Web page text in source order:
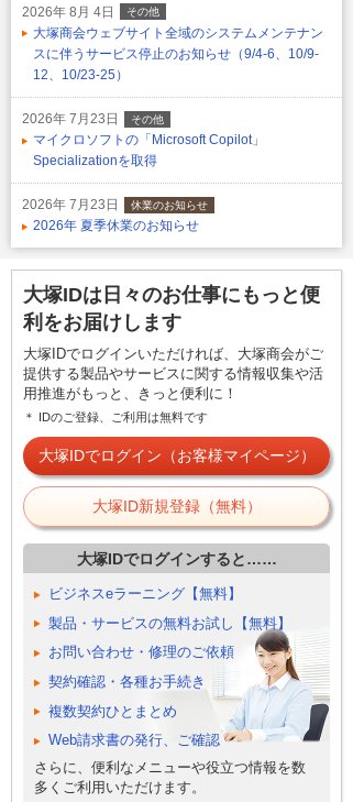
2026年 8月 4日 その他
大塚商会ウェブサイト全域のシステムメンテナン
スに伴うサービス停止のお知らせ（9/4-6、10/9-
12、10/23-25）
2026年 7月23日 その他
マイクロソフトの「Microsoft Copilot」
Specializationを取得
2026年 7月23日 休業のお知らせ
2026年 夏季休業のお知らせ
大塚IDは日々のお仕事にもっと便
利をお届けします
大塚IDでログインいただければ、大塚商会がご
提供する製品やサービスに関する情報収集や活
用推進がもっと、きっと便利に！
＊ IDのご登録、ご利用は無料です
大塚IDでログイン（お客様マイページ）
大塚ID新規登録（無料）
大塚IDでログインすると……
ビジネスeラーニング【無料】
製品・サービスの無料お試し【無料】
お問い合わせ・修理のご依頼
契約確認・各種お手続き
複数契約ひとまとめ
Web請求書の発行、ご確認
さらに、便利なメニューや役立つ情報を数
多くご利用いただけます。